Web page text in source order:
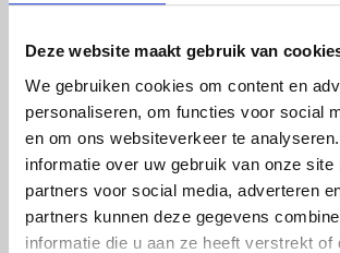
Deze website maakt gebruik van
We gebruiken cookies om content en
personaliseren, om functies voor social
en om ons websiteverkeer te
informatie over uw gebruik van onze site
partners voor social media, adverteren
partners kunnen deze gegevens
informatie die u aan ze heeft verstrekt of
eigen label EPDM en lijm. In deze
staduitloop of een onderuitloop en tussen
bodemlijm. Bij het bestellen van het
vanzelfsprekend de juiste hoeveelheid
niks te kort komt. Met een compleet
het-zelver aan de slag met dakbedekking.
circa 30 cm rondom extra op te tellen bij